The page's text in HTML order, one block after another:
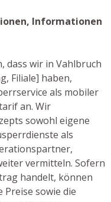
Informationen
dass wir in Vahlbruch
Filiale] haben,
als mobiler
an. Wir
sowohl eigene
als
vermitteln. Sofern
handelt, können
sowie die